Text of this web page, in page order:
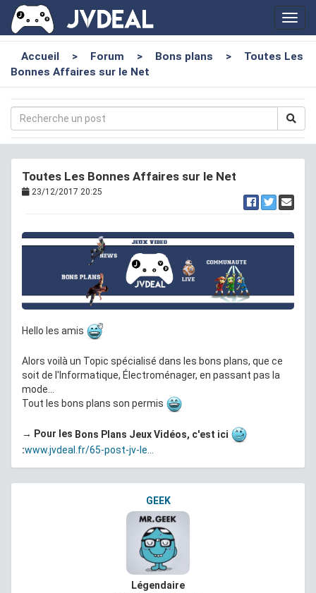
Accueil > Forum > Bons plans >
Toutes Les
Bonnes Affaires sur le Net
Toutes Les Bonnes Affaires sur le Net
23/12/2017 20:25
Hello les amis
Alors voilà un Topic spécialisé dans les bons plans, que ce
soit de l'Informatique, Électroménager, en passant pas la
mode...
Tout les bons plans son permis
→ Pour les Bons Plans Jeux Vidéos, c'est ici
:www.jvdeal.fr/65-post-jv-le...
GEEK
Légendaire